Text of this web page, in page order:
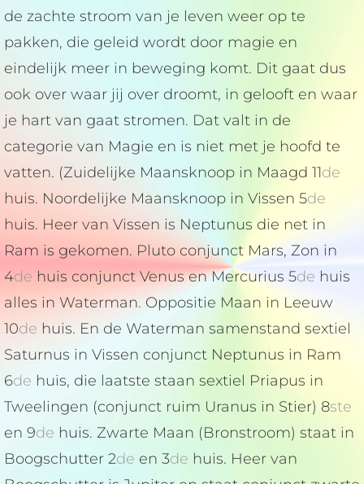
de zachte stroom van je leven weer op te
pakken, die geleid wordt door magie en
eindelijk meer in beweging komt. Dit gaat dus
ook over waar jij over droomt, in gelooft en waar
je hart van gaat stromen. Dat valt in de
categorie van Magie en is niet met je hoofd te
vatten. (Zuidelijke Maansknoop in Maagd 11de
huis. Noordelijke Maansknoop in Vissen 5de
huis. Heer van Vissen is Neptunus die net in
Ram is gekomen. Pluto conjunct Mars, Zon in
4de huis conjunct Venus en Mercurius 5de huis
alles in Waterman. Oppositie Maan in Leeuw
10de huis. En de Waterman samenstand sextiel
Saturnus in Vissen conjunct Neptunus in Ram
6de huis, die laatste staan sextiel Priapus in
Tweelingen (conjunct ruim Uranus in Stier) 8ste
en 9de huis. Zwarte Maan (Bronstroom) staat in
Boogschutter 2de en 3de huis. Heer van